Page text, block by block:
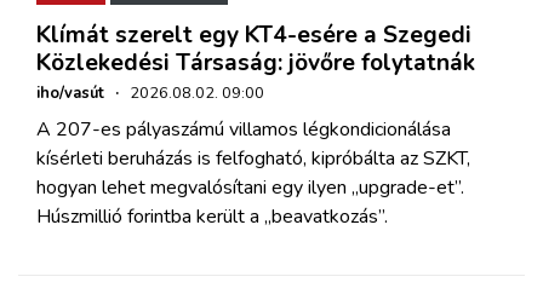
Klímát szerelt egy KT4-esére a Szegedi
Közlekedési Társaság: jövőre folytatnák
iho/vasút · 2026.08.02. 09:00
A 207-es pályaszámú villamos légkondicionálása
kísérleti beruházás is felfogható, kipróbálta az SZKT,
hogyan lehet megvalósítani egy ilyen „upgrade-et”.
Húszmillió forintba került a „beavatkozás”.